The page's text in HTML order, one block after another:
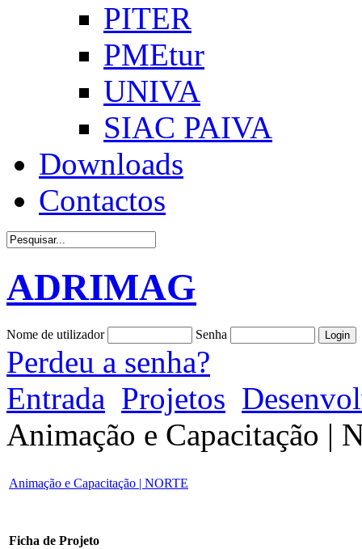
PITER
PMEtur
UNIVA
SIAC PAIVA
Downloads
Contactos
ADRIMAG
Nome de utilizador Senha
Perdeu a senha?
Entrada Projetos
Animação e Capacitação |
Animação e Capacitação | NORTE
Ficha de Projeto